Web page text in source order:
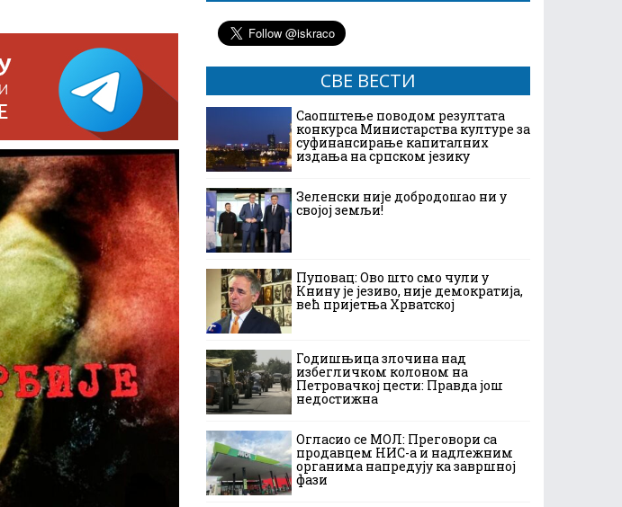
СВЕ ВЕСТИ
Саопштење поводом резултата
конкурса Министарства културе за
суфинансирање капиталних
издања на српском језику
Зеленски није добродошао ни у
својој земљи!
Пуповац: Ово што смо чули у
Книну је језиво, није демократија,
већ пријетња Хрватској
Годишњица злочина над
избегличком колоном на
Петровачкој цести: Правда још
недостижна
Огласио се МОЛ: Преговори са
продавцем НИС-а и надлежним
органима напредују ка завршној
фази